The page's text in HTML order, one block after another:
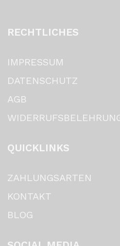
RECHTLICHES
IMPRESSUM
DATENSCHUTZ
AGB
QUICKLINKS
ZAHLUNGSARTEN
KONTAKT
BLOG